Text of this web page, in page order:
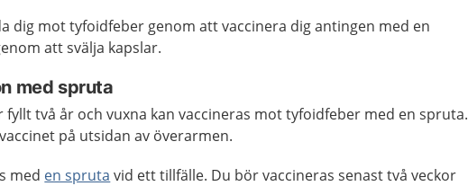
dig mot tyfoidfeber genom att vaccinera dig antingen med en
att svälja kapslar.
med spruta
fyllt två år och vuxna kan vaccineras mot tyfoidfeber med en spruta.
på utsidan av överarmen.
med en spruta vid ett tillfälle. Du bör vaccineras senast två veckor